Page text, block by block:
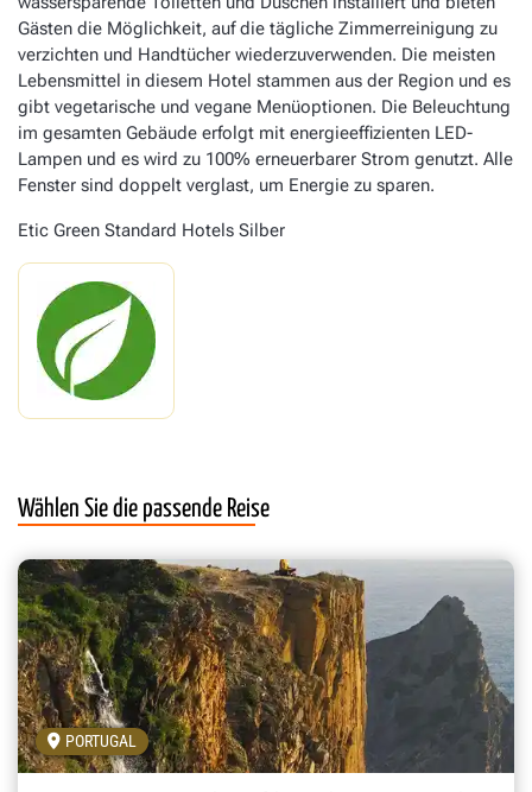
Gästen die Möglichkeit, auf die tägliche Zimmerreinigung zu
verzichten und Handtücher wiederzuverwenden. Die meisten
Lebensmittel in diesem Hotel stammen aus der Region und es
gibt vegetarische und vegane Menüoptionen. Die Beleuchtung
im gesamten Gebäude erfolgt mit energieeffizienten LED-
Lampen und es wird zu 100% erneuerbarer Strom genutzt. Alle
Fenster sind doppelt verglast, um Energie zu sparen.
Etic Green Standard Hotels Silber
Wählen Sie die passende Reise
PORTUGAL